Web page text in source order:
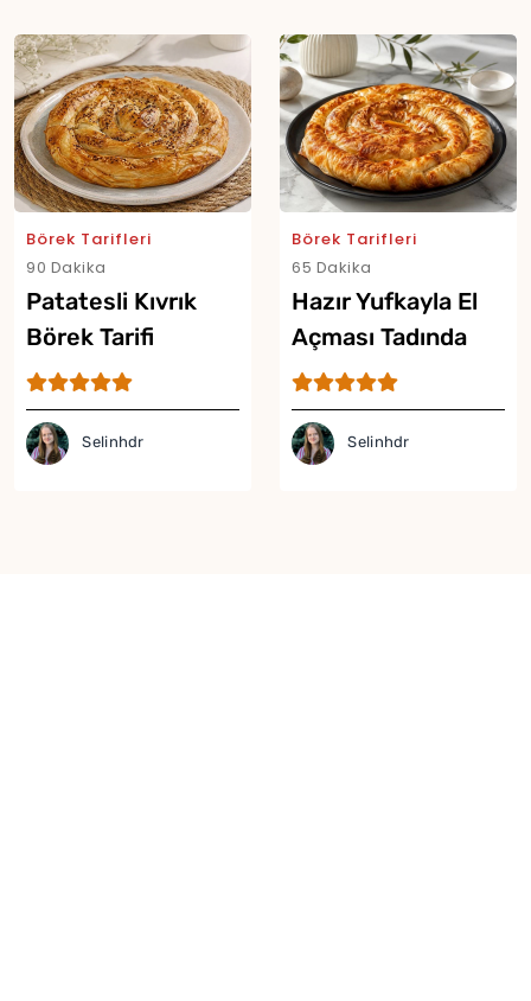
Börek Tarifleri
90 Dakika
Patatesli Kıvrık
Börek Tarifi
Selinhdr
Börek Tarifleri
65 Dakika
Hazır Yufkayla El
Açması Tadında
Çıtır Börek Tarifi
Selinhdr